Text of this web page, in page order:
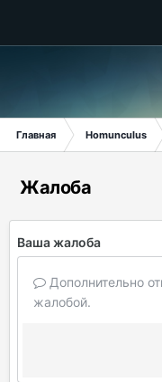
Главная Homunculus
Жалоба
Ваша жалоба
Дополнительно
жалобой.